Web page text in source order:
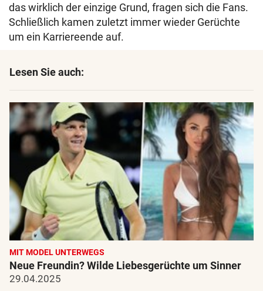
das wirklich der einzige Grund, fragen sich die Fans.
Schließlich kamen zuletzt immer wieder Gerüchte
um ein Karriereende auf.
Lesen Sie auch:
MIT MODEL UNTERWEGS
Neue Freundin? Wilde Liebesgerüchte um Sinner
29.04.2025